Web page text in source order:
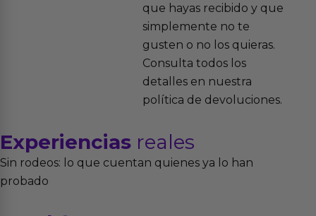
que hayas recibido y que
simplemente no te
gusten o no los quieras.
Consulta todos los
detalles en nuestra
política de devoluciones.
Experiencias reales
Sin rodeos: lo que cuentan quienes ya lo han
probado